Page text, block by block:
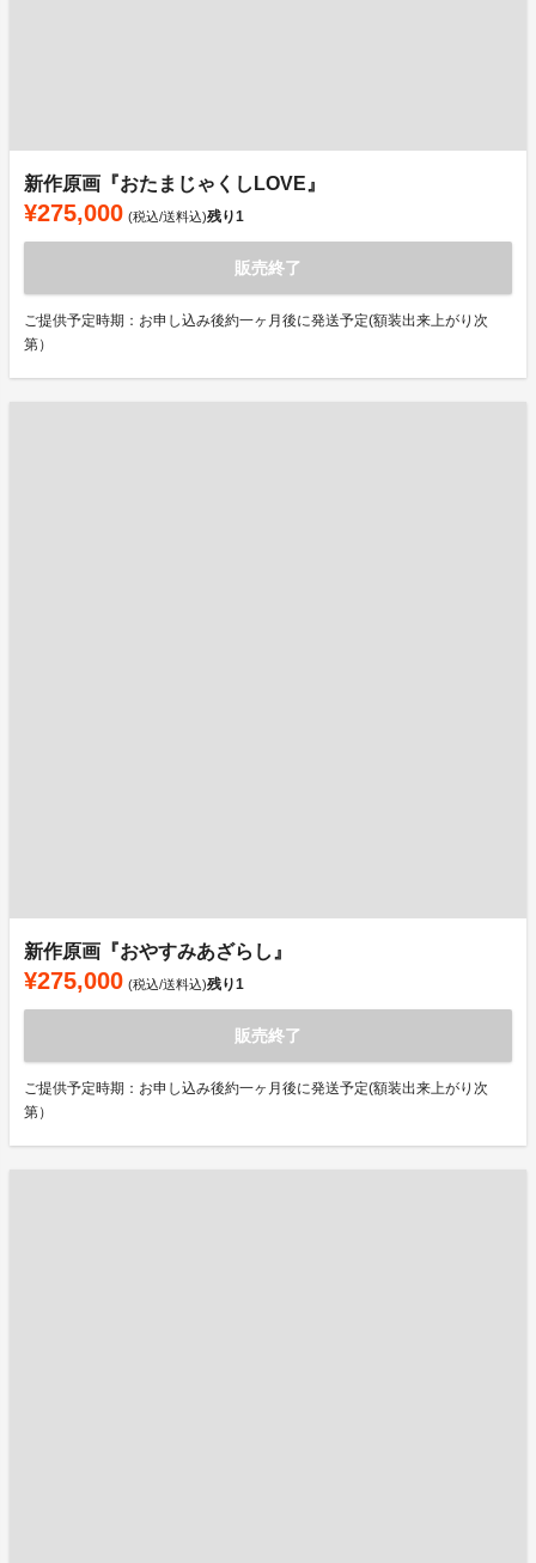
新作原画『おたまじゃくしLOVE』
¥275,000 (税込/送料込)残り1
販売終了
ご提供予定時期：お申し込み後約一ヶ月後に発送予定(額装出来上がり次
第）
新作原画『おやすみあざらし』
¥275,000 (税込/送料込)残り1
販売終了
ご提供予定時期：お申し込み後約一ヶ月後に発送予定(額装出来上がり次
第）